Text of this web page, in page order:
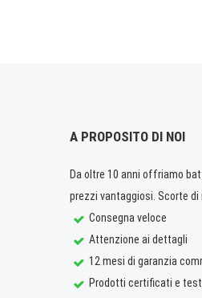
A PROPOSITO DI NOI
Da oltre 10 anni offriamo
prezzi vantaggiosi. Scorte di
Consegna veloce
Attenzione ai dettagli
12 mesi di garanzia
Prodotti certificati e